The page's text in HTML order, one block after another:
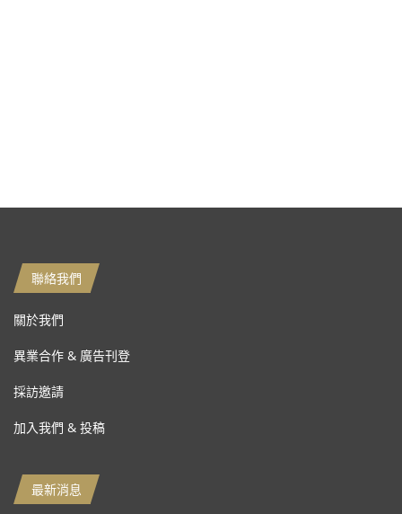
聯絡我們
關於我們
異業合作 & 廣告刊登
採訪邀請
加入我們 & 投稿
最新消息